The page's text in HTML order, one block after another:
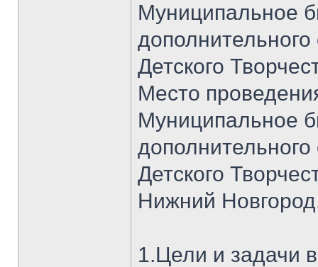
Муниципальное
Детского
Место
Муниципальное
Детского
Нижний
1.Цели и задачи